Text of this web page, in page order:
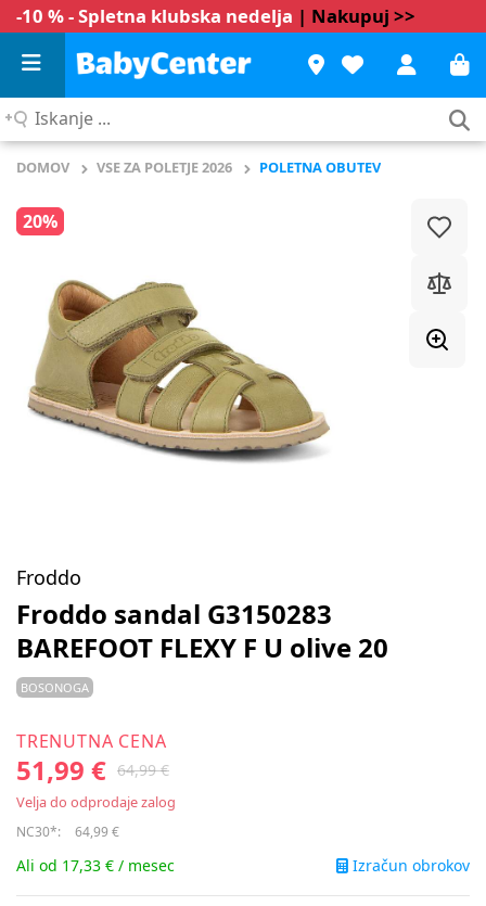
-10 % - Spletna klubska nedelja | Nakupuj >>
Iskanje
DOMOV VSE ZA POLETJE 2026 POLETNA OBUTEV
20%
Froddo
Froddo sandal G3150283
BAREFOOT FLEXY F U olive 20
BOSONOGA
TRENUTNA CENA
51,99 € 64,99 €
Velja do odprodaje zalog
NC30*: 64,99 €
Ali od 17,33 € / mesec Izračun obrokov